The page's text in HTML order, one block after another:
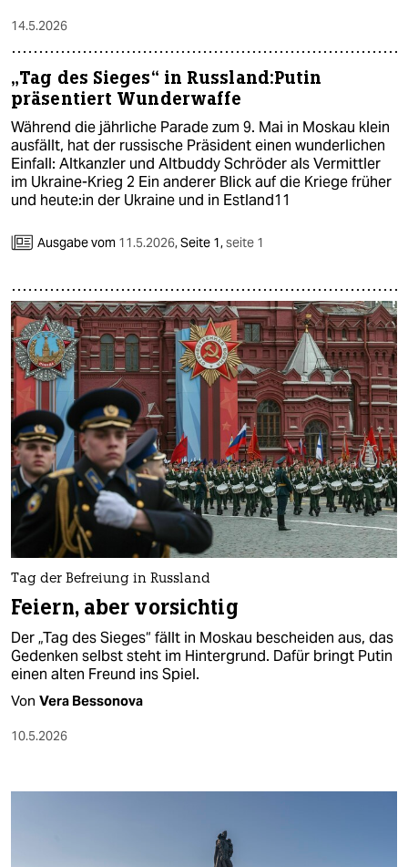
14.5.2026
„Tag des Sieges“ in Russland:Putin
präsentiert Wunderwaffe
Während die jährliche Parade zum 9. Mai in Moskau klein
ausfällt, hat der russische Präsident einen wunderlichen
Einfall: Altkanzler und Altbuddy Schröder als Vermittler
im Ukraine-Krieg 2 Ein anderer Blick auf die Kriege früher
und heute:in der Ukraine und in Estland11
Ausgabe vom 11.5.2026,Seite 1,seite 1
Tag der Befreiung in Russland
Feiern, aber vorsichtig
Der „Tag des Sieges“ fällt in Moskau bescheiden aus, das
Gedenken selbst steht im Hintergrund. Dafür bringt Putin
einen alten Freund ins Spiel.
Von Vera Bessonova
10.5.2026